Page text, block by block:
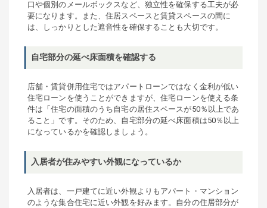
口や個別のメールボックスなど、独立性を確保する工夫が必
要になります。また、住居スペースと賃貸スペースの間に
は、しっかりとした遮音性を確保することも大切です。
自宅部分の延べ床面積を確認する
店舗・賃貸併用住宅ではアパートローンではなく金利が低い
住宅ローンを使うことができますが、住宅ローンを使える条
件は「住宅の面積のうち自宅の居住スペースが50％以上であ
ること」です。そのため、自宅部分の延べ床面積は50％以上
になっているかを確認しましょう。
入居者が住みやすい外観になっているか
入居者は、一戸建てに近い外観よりもアパート・マンション
のような集合住宅に近い外観を好みます。自分の住居部分が